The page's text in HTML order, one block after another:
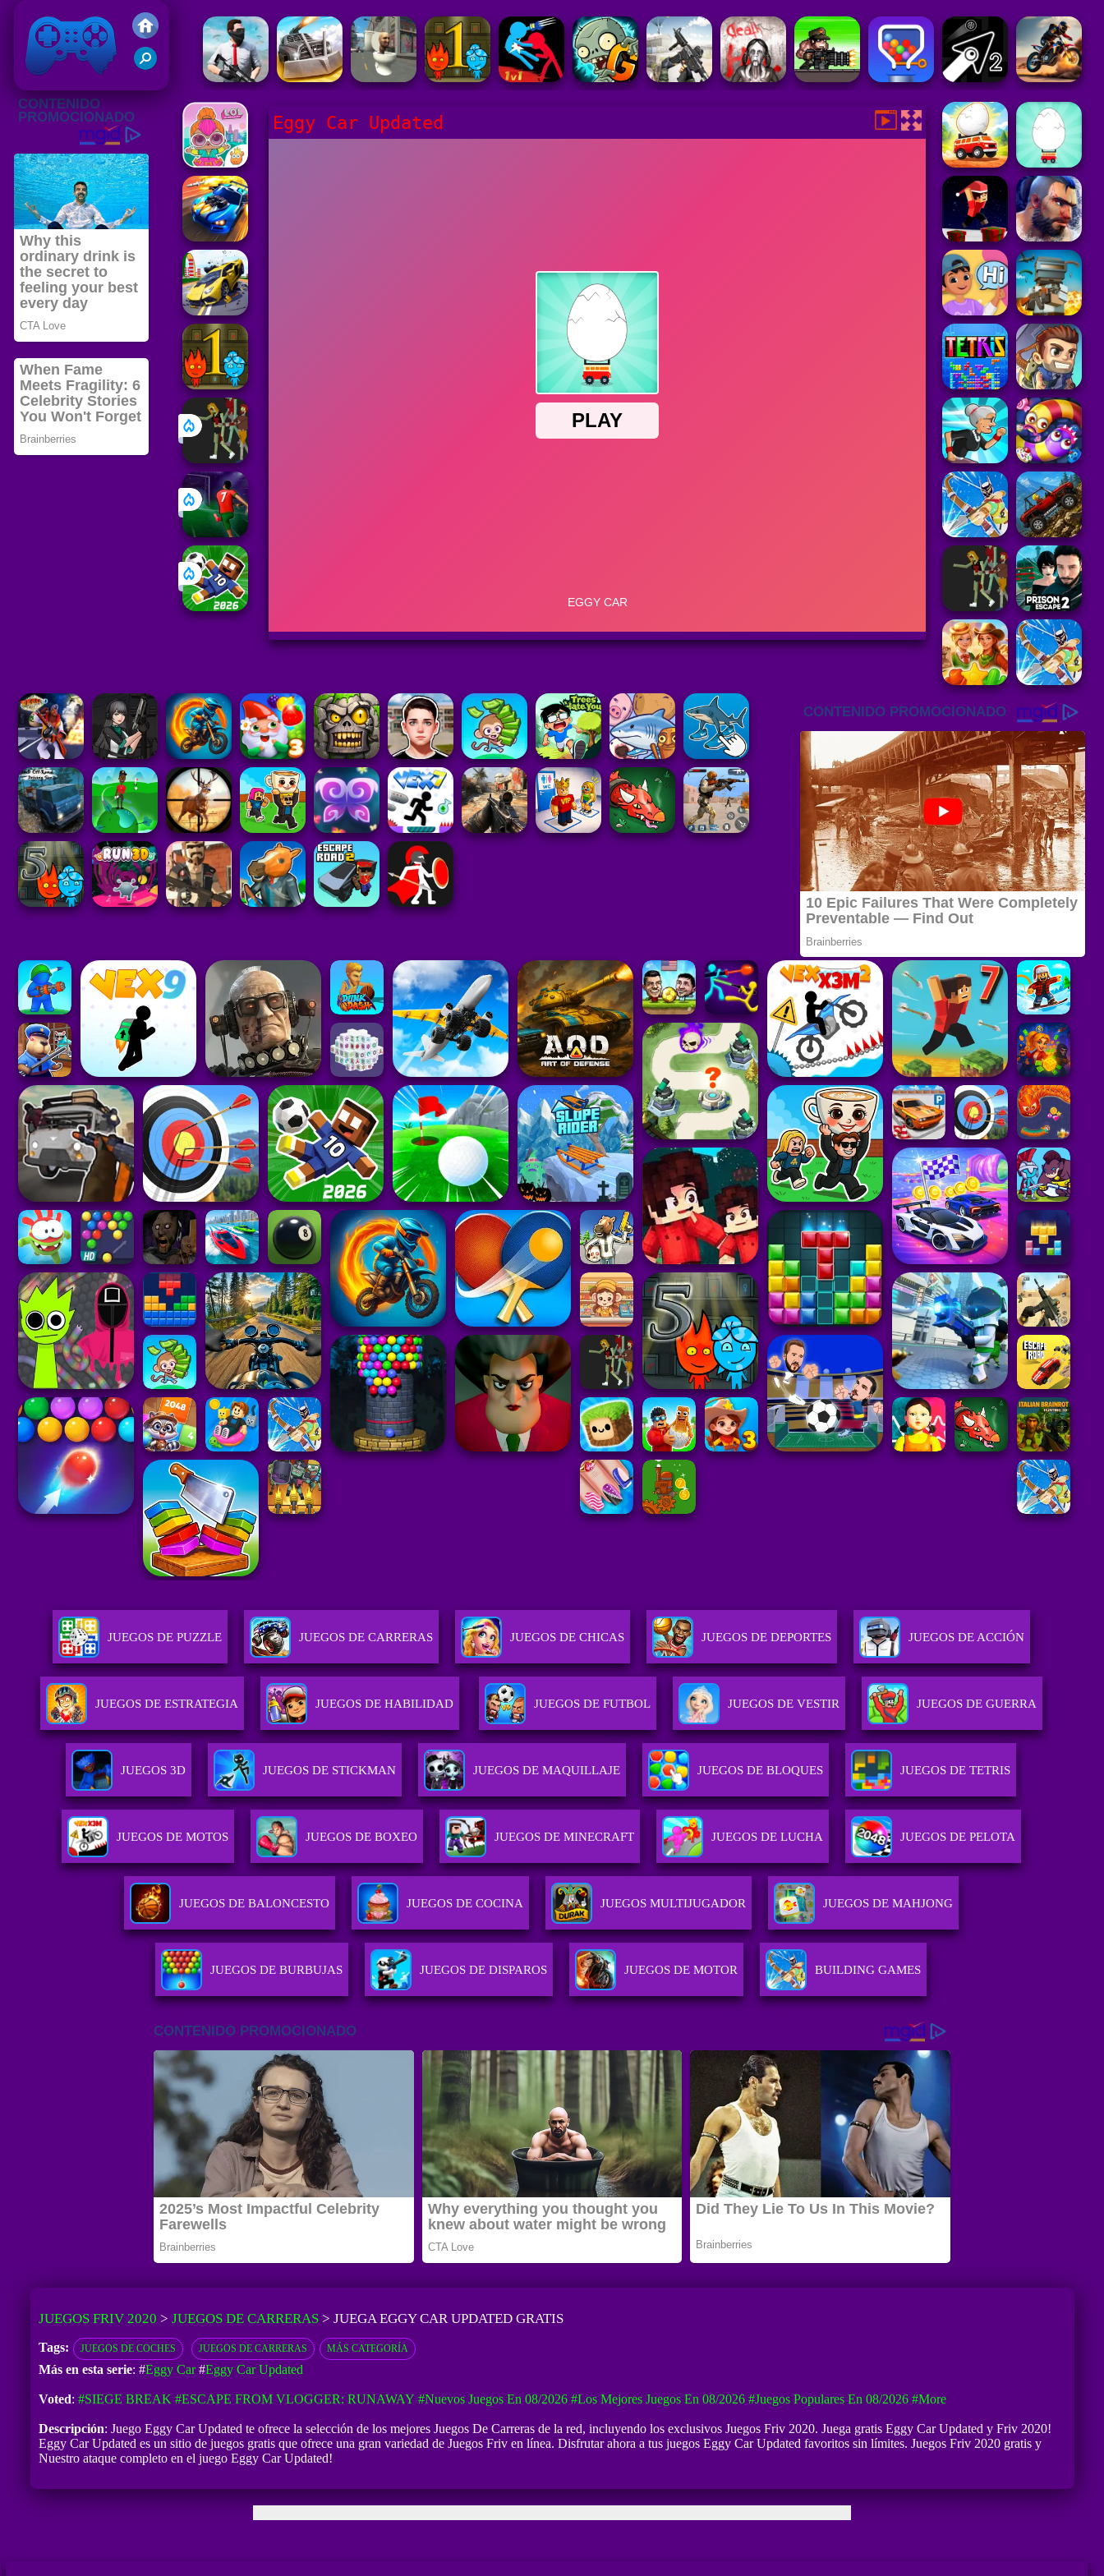
Juegos Friv 2020
Eggy Car Updated
JUEGOS DE PUZZLE JUEGOS DE CARRERAS JUEGOS DE CHICAS JUEGOS DE DEPORTES JUEGOS DE ACCIÓN
JUEGOS DE ESTRATEGIA JUEGOS DE HABILIDAD JUEGOS DE FUTBOL JUEGOS DE VESTIR JUEGOS DE GUERRA
JUEGOS 3D JUEGOS DE STICKMAN JUEGOS DE MAQUILLAJE JUEGOS DE BLOQUES JUEGOS DE TETRIS
JUEGOS DE MOTOS JUEGOS DE BOXEO JUEGOS DE MINECRAFT JUEGOS DE LUCHA JUEGOS DE PELOTA
JUEGOS DE BALONCESTO JUEGOS DE COCINA JUEGOS MULTIJUGADOR JUEGOS DE MAHJONG
JUEGOS DE BURBUJAS JUEGOS DE DISPAROS JUEGOS DE MOTOR BUILDING GAMES
JUEGOS FRIV 2020 > JUEGOS DE CARRERAS> JUEGA EGGY CAR UPDATED GRATIS
Tags: JUEGOS DE COCHES JUEGOS DE CARRERAS MÁS CATEGORÍA
Más en esta serie: #Eggy Car#Eggy Car Updated
Voted: #SIEGE BREAK #ESCAPE FROM VLOGGER: RUNAWAY #Nuevos Juegos En 08/2026 #Los Mejores Juegos En 08/2026 #Juegos Populares En 08/2026 #more
Descripción: Juego Eggy Car Updated te ofrece la selección de los mejores Juegos De Carreras de la red, incluyendo los exclusivos Juegos Friv 2020. Juega gratis Eggy Car Updated y Friv 2020!
Eggy Car Updated es un sitio de juegos gratis que ofrece una gran variedad de Juegos Friv en línea. Disfrutar ahora a tus juegos Eggy Car Updated favoritos sin límites. Juegos Friv 2020 gratis y
Nuestro ataque completo en el juego Eggy Car Updated!